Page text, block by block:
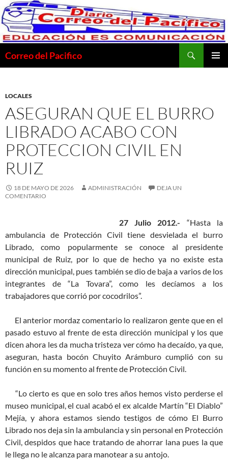
Saltar
al
contenido
Correo del Pacifico
LOCALES
ASEGURAN QUE EL BURRO
LIBRADO ACABO CON
PROTECCION CIVIL EN
RUIZ
18 DE MAYO DE 2026 ADMINISTRACIÓN
DEJA UN
COMENTARIO
27 Julio 2012.- “Hasta la
ambulancia de Protección Civil tiene desvielada el burro
Librado, como popularmente se conoce al presidente
municipal de Ruiz, por lo que de hecho ya no existe esta
dirección municipal, pues también se dio de baja a varios de los
integrantes de “La Tovara”, como les decíamos a los
trabajadores que corrió por cocodrilos”.
El anterior mordaz comentario lo realizaron gente que en el
pasado estuvo al frente de esta dirección municipal y los que
dicen ahora les da mucha tristeza ver cómo ha decaído, ya que,
aseguran, hasta bocón Chuyito Arámburo cumplió con su
función en su momento al frente de Protección Civil.
“Lo cierto es que en solo tres años hemos visto perderse el
museo municipal, el cual acabó el ex alcalde Martín “El Diablo”
Mejía, y ahora estamos siendo testigos de cómo El Burro
Librado nos deja sin la ambulancia y sin personal en Protección
Civil, despidos que hace tratando de ahorrar lana pues la que
le llega no le alcanza para manotear a su antojo.